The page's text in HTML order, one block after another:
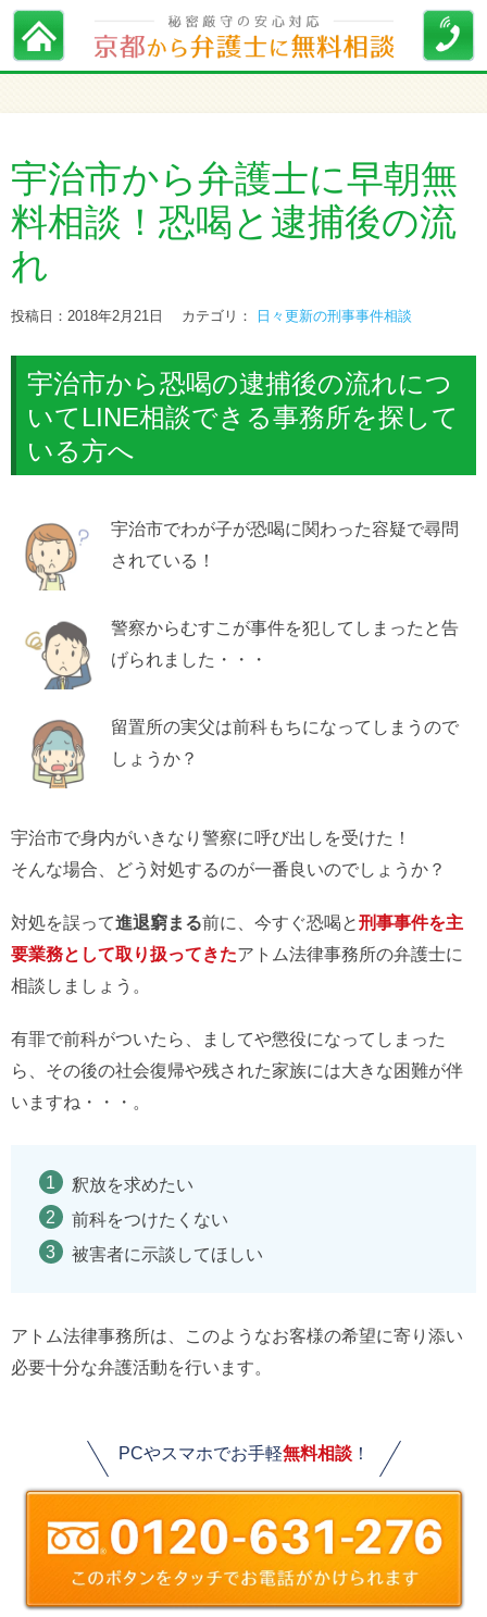
宇治市から弁護士に早朝無
料相談！恐喝と逮捕後の流
れ
投稿日：2018年2月21日 カテゴリ： 日々更新の刑事事件相談
宇治市から恐喝の逮捕後の流れにつ
いてLINE相談できる事務所を探して
いる方へ
宇治市でわが子が恐喝に関わった容疑で尋問
されている！
警察からむすこが事件を犯してしまったと告
げられました・・・
留置所の実父は前科もちになってしまうので
しょうか？
宇治市で身内がいきなり警察に呼び出しを受けた！
そんな場合、どう対処するのが一番良いのでしょうか？
対処を誤って進退窮まる前に、今すぐ恐喝と刑事事件を主
要業務として取り扱ってきたアトム法律事務所の弁護士に
相談しましょう。
有罪で前科がついたら、ましてや懲役になってしまった
ら、その後の社会復帰や残された家族には大きな困難が伴
いますね・・・。
釈放を求めたい
前科をつけたくない
被害者に示談してほしい
アトム法律事務所は、このようなお客様の希望に寄り添い
必要十分な弁護活動を行います。
PCやスマホでお手軽無料相談！